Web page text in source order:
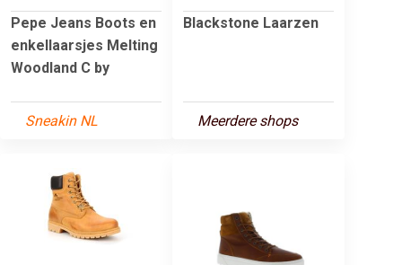
Pepe Jeans Boots en
enkellaarsjes Melting
Woodland C by
Sneakin NL
Blackstone Laarzen
Meerdere shops